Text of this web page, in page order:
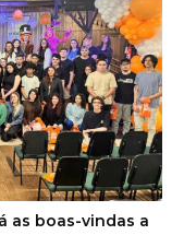
as boas-vindas a